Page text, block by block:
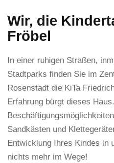
Wir, die
Fröbel
In einer ruhigen Straßen,
Stadtparks finden Sie im
Rosenstadt die KiTa
Erfahrung bürgt dieses
Sandkästen und
Entwicklung Ihres Kindes in
nichts mehr im Wege!